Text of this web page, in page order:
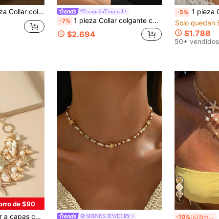
de aleación de zinc, adecuado para uso diario de mujeres, puede usarse como accesorio de joyería o regalo #EscapadaTropical
-7% 1 pieza Collar colgante con forma de estrella de mar y concha de caracol, estilo playa oceánica, adecuado para usar en vacaciones en la playa
$2.694
-5% 1 pieza Collar vintage estilo bohemio de océano para mujer, colgante
Solo quedan
$1.788
50+ vendidos
de $90
& estrella de mar accesorio SHINES JEWELRY
5
-10% ¡Últimos 3 días